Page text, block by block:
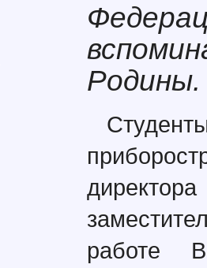
Родины.
работе